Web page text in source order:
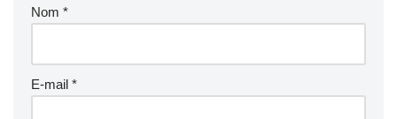
Nom *
E-mail *